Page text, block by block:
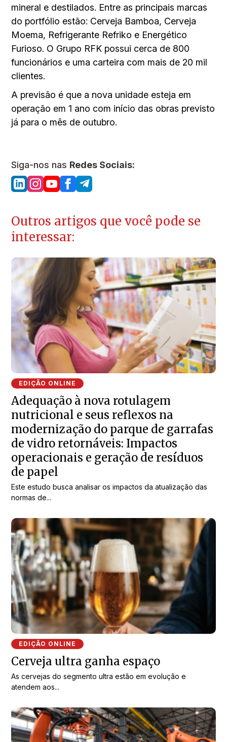
mineral e destilados. Entre as principais marcas
do portfólio estão: Cerveja Bamboa, Cerveja
Moema, Refrigerante Refriko e Energético
Furioso. O Grupo RFK possui cerca de 800
funcionários e uma carteira com mais de 20 mil
clientes.
A previsão é que a nova unidade esteja em
operação em 1 ano com início das obras previsto
já para o mês de outubro.
Siga-nos nas Redes Sociais:
Outros artigos que você pode se
interessar:
EDIÇÃO ONLINE
Adequação à nova rotulagem
nutricional e seus reflexos na
modernização do parque de garrafas
de vidro retornáveis: Impactos
operacionais e geração de resíduos
de papel
Este estudo busca analisar os impactos da atualização das
normas de...
EDIÇÃO ONLINE
Cerveja ultra ganha espaço
As cervejas do segmento ultra estão em evolução e
atendem aos...